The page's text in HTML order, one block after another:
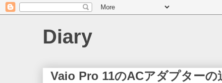
Diary
Vaio Pro 11のACアダプターの